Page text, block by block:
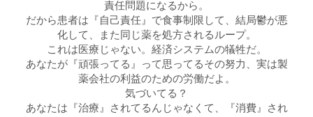
責任問題になるから。
だから患者は『自己責任』で食事制限して、結局鬱が悪
化して、また同じ薬を処方されるループ。
これは医療じゃない。経済システムの犠牲だ。
あなたが『頑張ってる』って思ってるその努力、実は製
薬会社の利益のための労働だよ。
気づいてる？
あなたは『治療』されてるんじゃなくて、『消費』され